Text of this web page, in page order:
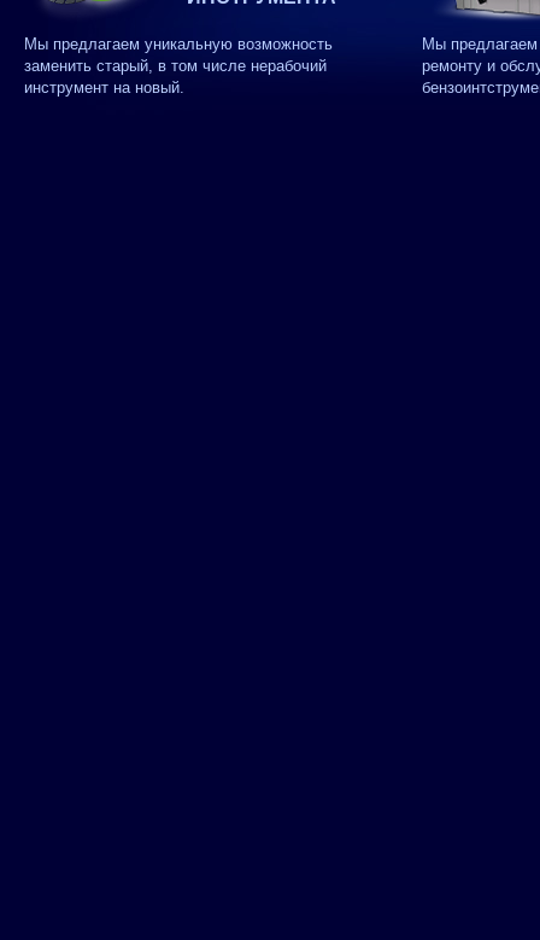
Мы предлагаем уникальную возможность
заменить старый, в том числе нерабочий
инструмент на новый.
Мы
ремонту и